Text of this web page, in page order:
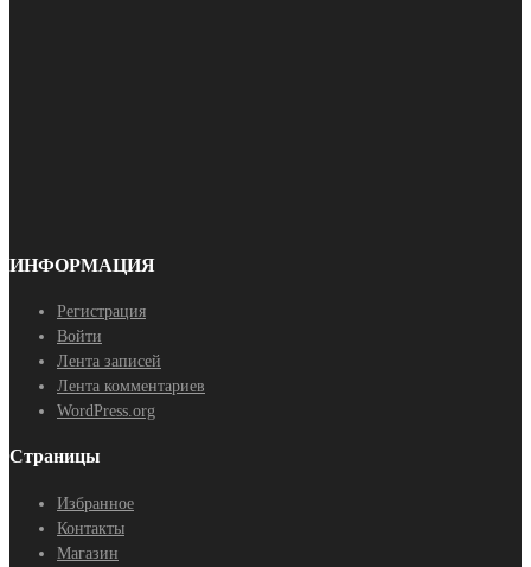
ИНФОРМАЦИЯ
Регистрация
Войти
Лента записей
Лента комментариев
WordPress.org
Страницы
Избранное
Контакты
Магазин